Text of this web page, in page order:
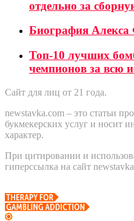
отдельно за
Биография Алекса
Топ-10 лучших
чемпионов за всю
Сайт для лиц от 21 года.
newstavka.com – это статьи
букмекерских услуг и носит
характер.
При цитировании и
гиперссылка на сайт